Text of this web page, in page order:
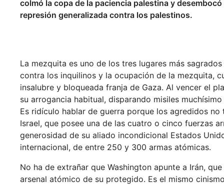
colmó la copa de la paciencia palestina y
represión generalizada contra los palestinos.
La mezquita es uno de los tres lugares más
contra los inquilinos y la ocupación de la mezquita,
insalubre y bloqueada franja de Gaza. Al vencer el
su arrogancia habitual, disparando misiles
Es ridículo hablar de guerra porque los agredidos
Israel, que posee una de las cuatro o cinco fuerzas
generosidad de su aliado incondicional Estados
internacional, de entre 250 y 300 armas atómicas.
No ha de extrañar que Washington apunte a Irán,
arsenal atómico de su protegido. Es el mismo